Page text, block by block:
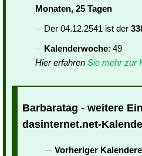
Monaten, 25 Tagen
Der 04.12.2541 ist der
Kalenderwoche: 49
Hier erfahren Sie mehr zur
Barbaratag - weitere
dasinternet.net-
Vorheriger